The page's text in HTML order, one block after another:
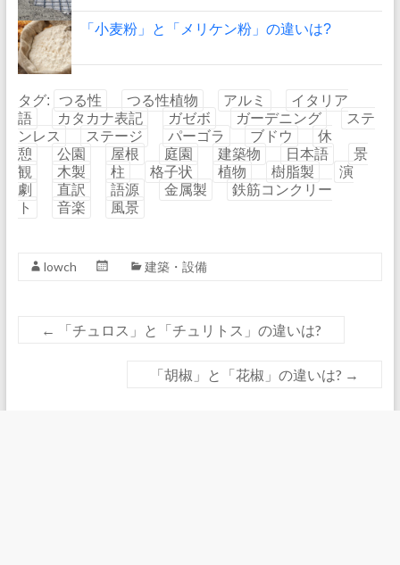
「小麦粉」と「メリケン粉」の違いは?
タグ: つる性 つる性植物 アルミ
イタリア
語
カタカナ表記 ガゼボ ガーデニング
ステ
ンレス
ステージ パーゴラ ブドウ
休
憩
公園 屋根 庭園 建築物 日本語
景
観
木製 柱 格子状 植物 樹脂製
演
劇
直訳 語源 金属製
鉄筋コンクリー
ト
音楽 風景
lowch 建築・設備
← 「チュロス」と「チュリトス」の違いは?
「胡椒」と「花椒」の違いは? →